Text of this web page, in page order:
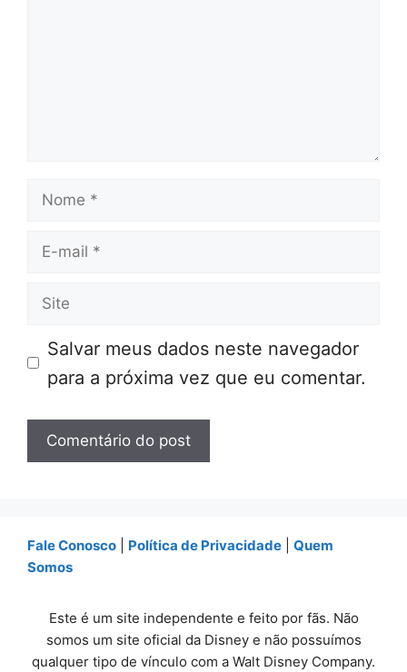
Nome
E-
Site
Salvar meus dados neste navegador
para a próxima vez que eu comentar.
Fale Conosco Política de Privacidade
Quem
Somos
Este é um site independente e feito por fãs. Não
somos um site oficial da Disney e não possuímos
qualquer tipo de vínculo com a Walt Disney Company.